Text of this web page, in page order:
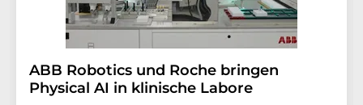
​​​​​​​ABB Robotics und Roche bringen
Physical AI in klinische Labore